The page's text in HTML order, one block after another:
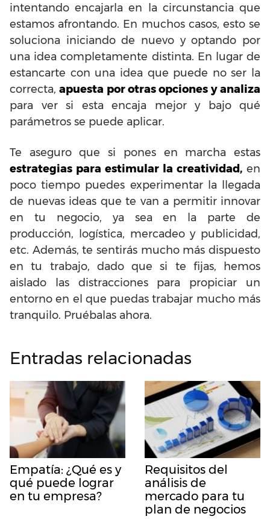
intentando encajarla en la circunstancia que
estamos afrontando. En muchos casos, esto se
soluciona iniciando de nuevo y optando por
una idea completamente distinta. En lugar de
estancarte con una idea que puede no ser la
correcta,apuesta por otras opciones y analiza
para ver si esta encaja mejor y bajo qué
parámetros se puede aplicar.
Te aseguro que si pones en marcha estas
estrategias para estimular la creatividad, en
poco tiempo puedes experimentar la llegada
de nuevas ideas que te van a permitir innovar
en tu negocio, ya sea en la parte de
producción, logística, mercadeo y publicidad,
etc. Además, te sentirás mucho más dispuesto
en tu trabajo, dado que si te fijas, hemos
aislado las distracciones para propiciar un
entorno en el que puedas trabajar mucho más
tranquilo. Pruébalas ahora.
Entradas relacionadas
Empatía: ¿Qué es y
qué puede lograr
en tu empresa?
Requisitos del
análisis de
mercado para tu
plan de negocios